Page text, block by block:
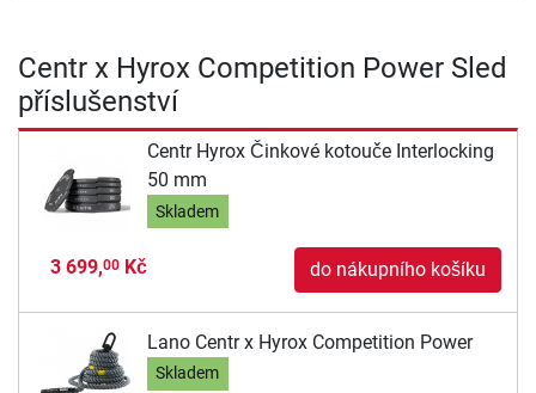
Centr x Hyrox Competition Power Sled
příslušenství
Centr Hyrox Činkové kotouče Interlocking
50 mm
Skladem
3 699,00Kč do nákupního košíku
Lano Centr x Hyrox Competition Power
Skladem